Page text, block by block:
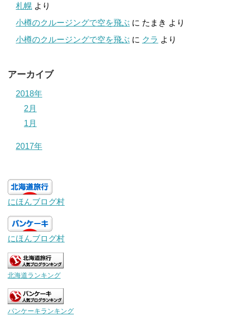
札幌 より
小樽のクルージングで空を飛ぶ に たまき より
小樽のクルージングで空を飛ぶ に クラ より
アーカイブ
2018年
2月
1月
2017年
にほんブログ村
にほんブログ村
北海道ランキング
パンケーキランキング